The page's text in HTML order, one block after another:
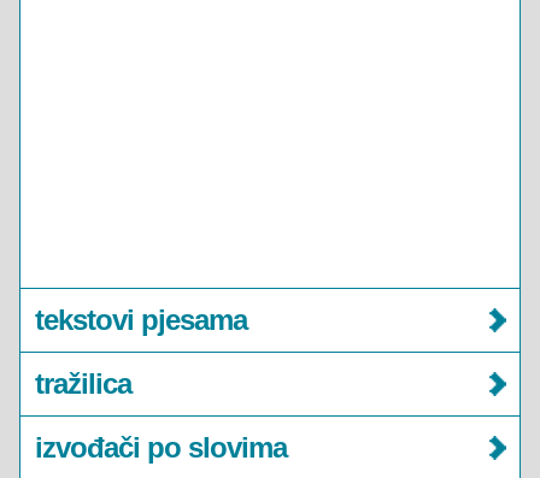
tekstovi pjesama
tražilica
izvođači po slovima